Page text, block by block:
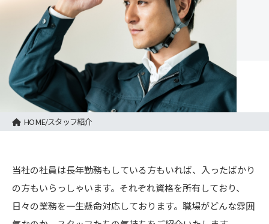
HOME/スタッフ紹介
当社の社員は長年勤務もしている方もいれば、入ったばかり
の方もいらっしゃいます。それぞれ資格を所有しており、
日々の業務を一生懸命対応しております。職場がどんな雰囲